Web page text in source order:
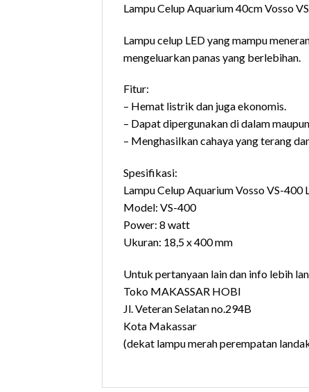
Lampu Celup Aquarium 40cm Vosso
Lampu celup LED yang mampu
mengeluarkan panas yang berlebihan.
Fitur:
– Hemat listrik dan juga ekonomis.
– Dapat dipergunakan di dalam
– Menghasilkan cahaya yang terang
Spesifikasi:
Lampu Celup Aquarium Vosso VS-400
Model: VS-400
Power: 8 watt
Ukuran: 18,5 x 400 mm
Untuk pertanyaan lain dan info lebih
Toko MAKASSAR HOBI
Jl. Veteran Selatan no.294B
Kota Makassar
(dekat lampu merah perempatan